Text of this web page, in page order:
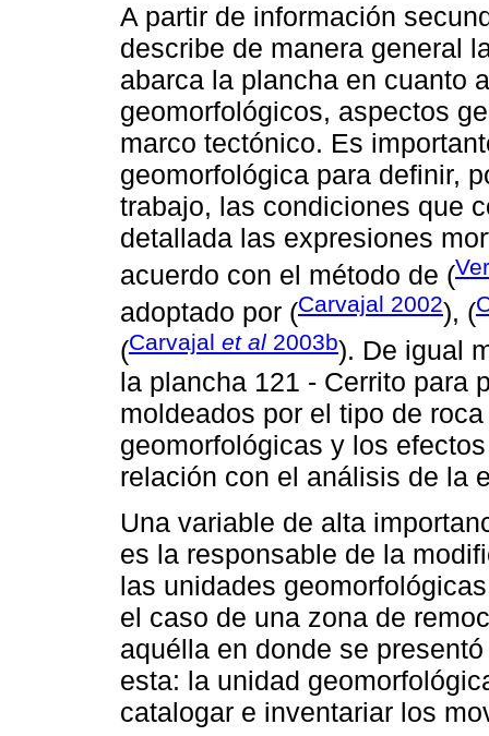
A partir de información
describe de manera general
abarca la plancha en cuanto
geomorfológicos, aspectos
marco tectónico. Es
geomorfológica para definir,
trabajo, las condiciones que
detallada las expresiones
acuerdo con el método de (
adoptado por (Carvajal 2002), (
(Carvajal et al 2003b). De igual
la plancha 121 - Cerrito para
moldeados por el tipo de
geomorfológicas y los
relación con el análisis de la
Una variable de alta
es la responsable de la
las unidades
el caso de una zona de
aquélla en donde se
esta: la unidad
catalogar e inventariar los